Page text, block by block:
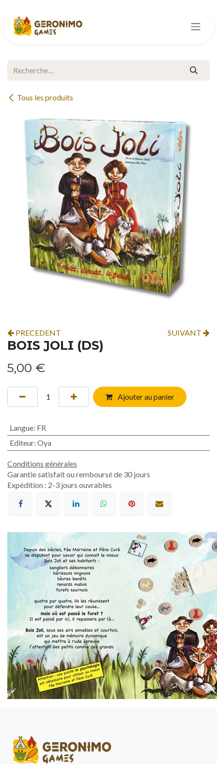
Tous les produits
PRECEDENT SUIVANT
BOIS JOLI (DS)
5,00 €
Ajouter au panier
Langue: FR
Editeur: Oya
Conditions générales
Garantie satisfait ou remboursé de 30 jours
Expédition : 2-3 jours ouvrables